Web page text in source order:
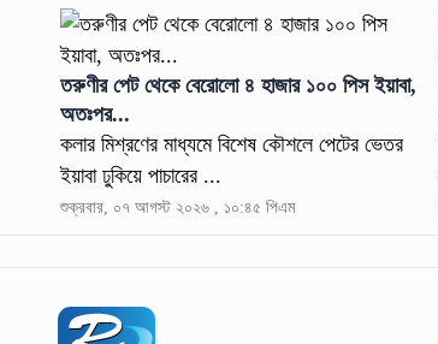
তরুণীর পেট থেকে বেরোলো ৪ হাজার ১০০ পিস ইয়াবা,
অতঃপর...
কলার মিশ্রণের মাধ্যমে বিশেষ কৌশলে পেটের ভেতর
ইয়াবা ঢুকিয়ে পাচারের ...
শুক্রবার, ০৭ আগস্ট ২০২৬ , ১০:৪৫ পিএম